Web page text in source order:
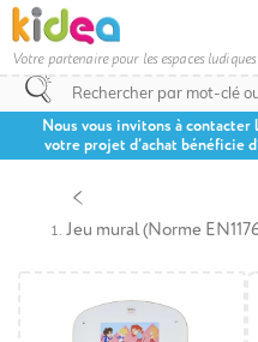
Votre partenaire pour les espaces
Nous vous invitons à
votre projet d’achat bénéficie
Jeu mural (Norme